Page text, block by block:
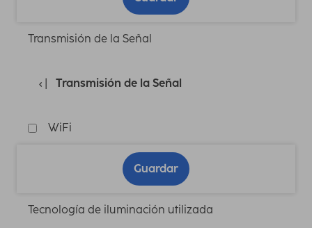
Transmisión de la Señal
Transmisión de la Señal
WiFi
Guardar
Tecnología de iluminación utilizada